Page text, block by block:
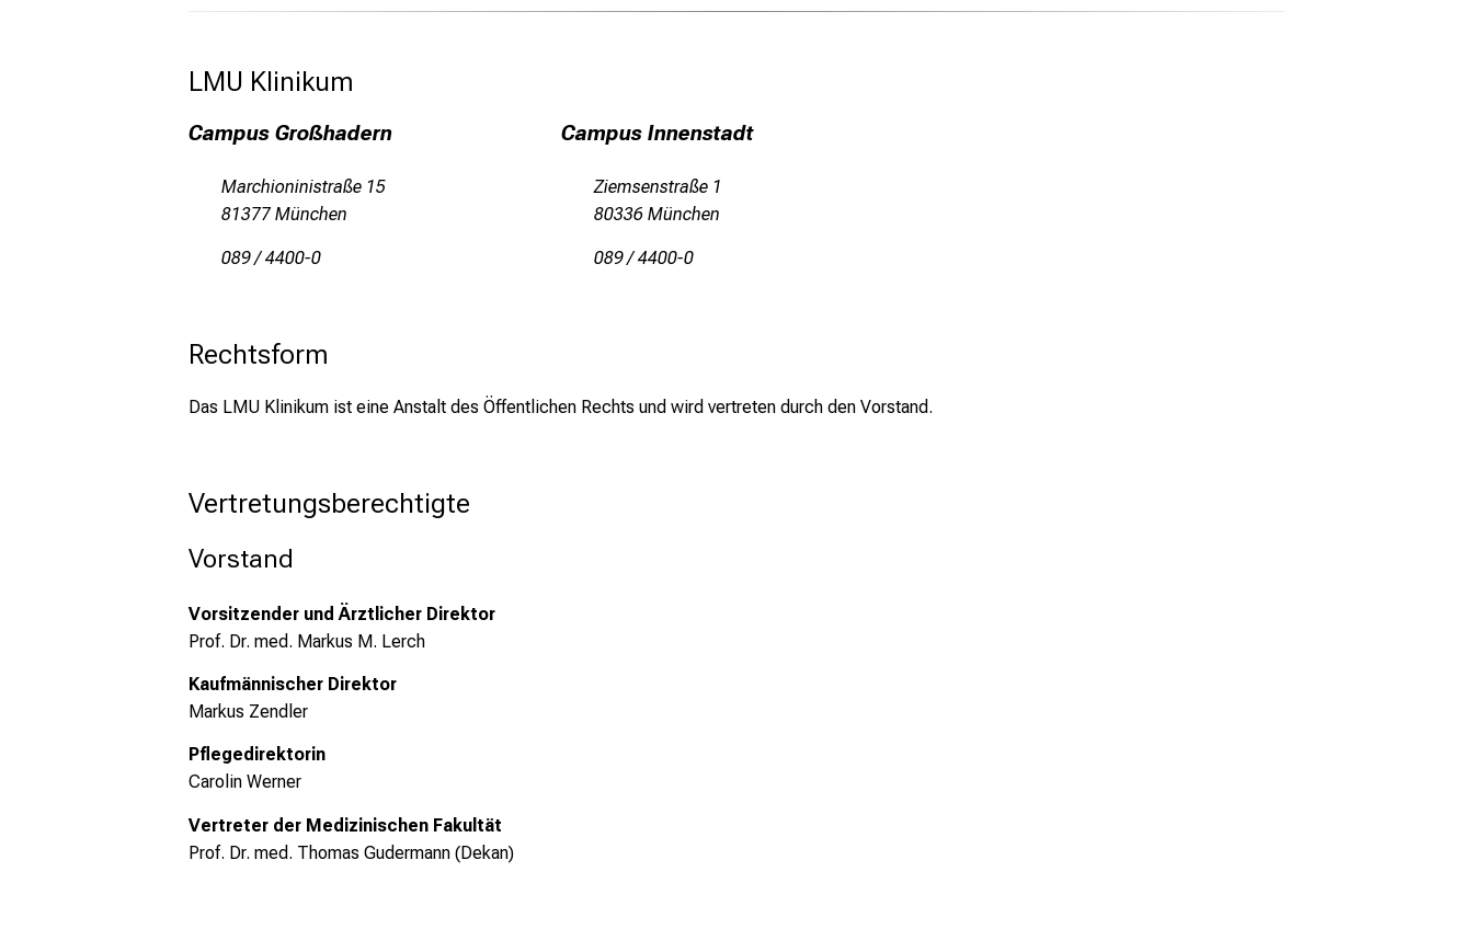
LMU Klinikum
Campus Großhadern
Marchioninistraße 15
81377 München
089 / 4400-0
Campus Innenstadt
Ziemsenstraße 1
80336 München
089 / 4400-0
Rechtsform
Das LMU Klinikum ist eine Anstalt des Öffentlichen Rechts und wird vertreten durch den Vorstand.
Vertretungsberechtigte
Vorstand
Vorsitzender und Ärztlicher Direktor
Prof. Dr. med. Markus M. Lerch
Kaufmännischer Direktor
Markus Zendler
Pflegedirektorin
Carolin Werner
Vertreter der Medizinischen Fakultät
Prof. Dr. med. Thomas Gudermann (Dekan)